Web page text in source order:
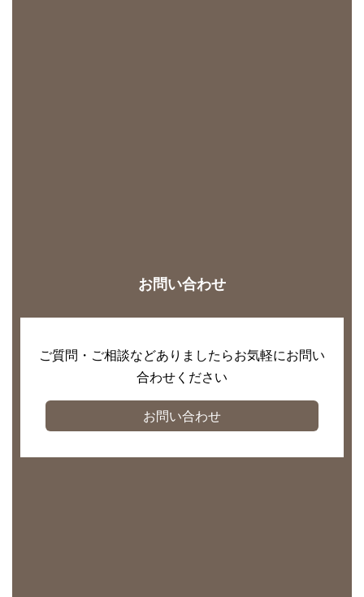
お問い合わせ
ご質問・ご相談などありましたらお気軽にお問い
合わせください
お問い合わせ